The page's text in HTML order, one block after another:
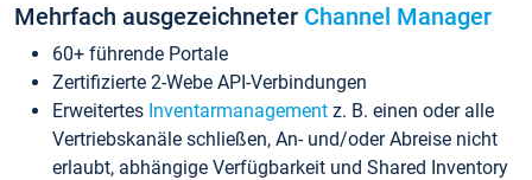
Mehrfach ausgezeichneter Channel Manager
60+ führende Portale
Zertifizierte 2-Webe API-Verbindungen
Erweitertes Inventarmanagement z. B. einen oder alle
Vertriebskanäle schließen, An- und/oder Abreise nicht
erlaubt, abhängige Verfügbarkeit und Shared Inventory